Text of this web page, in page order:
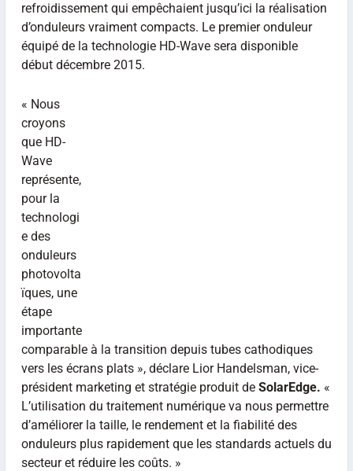
refroidissement qui empêchaient jusqu’ici la réalisation
d’onduleurs vraiment compacts. Le premier onduleur
équipé de la technologie HD-Wave sera disponible
début décembre 2015.
« Nous
croyons
que HD-
Wave
représente,
pour la
technologi
e des
onduleurs
photovolta
ïques, une
étape
importante
comparable à la transition depuis tubes cathodiques
vers les écrans plats », déclare Lior Handelsman, vice-
président marketing et stratégie produit de SolarEdge. «
L’utilisation du traitement numérique va nous permettre
d’améliorer la taille, le rendement et la fiabilité des
onduleurs plus rapidement que les standards actuels du
secteur et réduire les coûts. »